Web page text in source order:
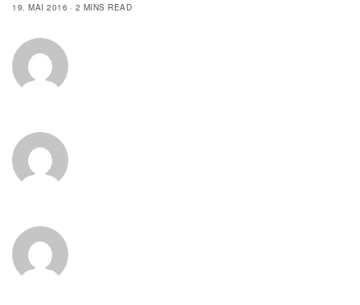
19. MAI 2016
2 MINS READ